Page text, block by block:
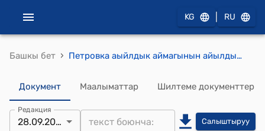
KG RU
Башкы бет › Петровка аыйлдык аймагынын айылдык кеңешинин 2023-жылдын 28-сентябрындагы № 127-5 "Жыл аягына калган счеттогу ашыкча акчаларды бөлүү жана ассигнованияларды жылдыруу жөнүндө" токтому
Документ Маалыматтар Шилтеме документтер
Редакция
28.09.2023 Салыштыруу